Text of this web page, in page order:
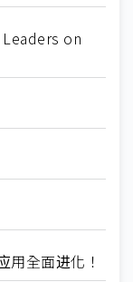
on
用全面进化！